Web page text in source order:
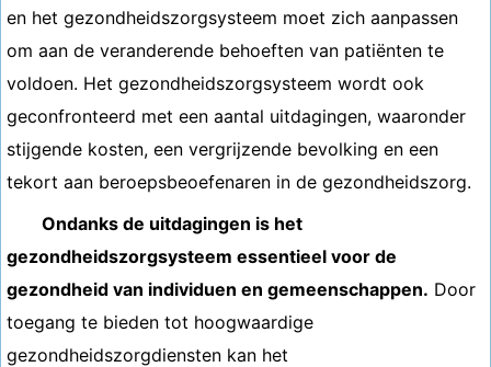
en het gezondheidszorgsysteem moet zich aanpassen
om aan de veranderende behoeften van patiënten te
voldoen. Het gezondheidszorgsysteem wordt ook
geconfronteerd met een aantal uitdagingen, waaronder
stijgende kosten, een vergrijzende bevolking en een
tekort aan beroepsbeoefenaren in de gezondheidszorg.
Ondanks de uitdagingen is het
gezondheidszorgsysteem essentieel voor de
gezondheid van individuen en gemeenschappen. Door
toegang te bieden tot hoogwaardige
gezondheidszorgdiensten kan het